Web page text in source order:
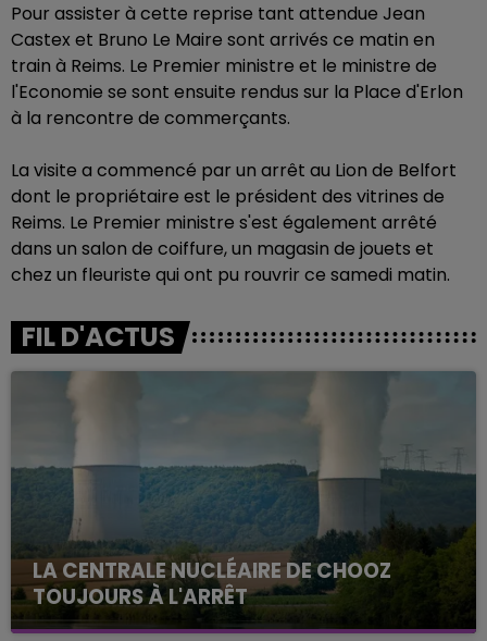
Pour assister à cette reprise tant attendue Jean
Castex et Bruno Le Maire sont arrivés ce matin en
train à Reims. Le Premier ministre et le ministre de
l'Economie se sont ensuite rendus sur la Place d'Erlon
à la rencontre de commerçants.
La visite a commencé par un arrêt au Lion de Belfort
dont le propriétaire est le président des vitrines de
Reims. Le Premier ministre s'est également arrêté
dans un salon de coiffure, un magasin de jouets et
chez un fleuriste qui ont pu rouvrir ce samedi matin.
FIL D'ACTUS
LA CENTRALE NUCLÉAIRE DE CHOOZ
TOUJOURS À L'ARRÊT
Cela fait déjà une semaine que la centrale